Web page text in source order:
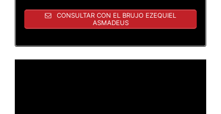
CONSULTAR CON EL BRUJO EZEQUIEL
ASMADEUS